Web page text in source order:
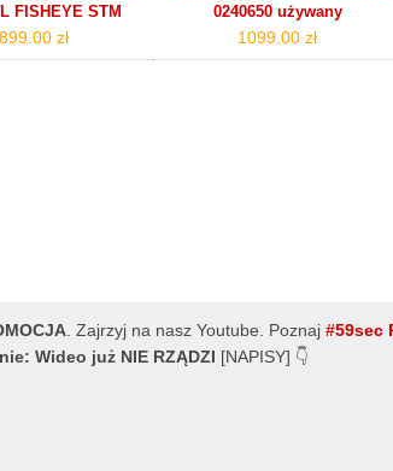
FISHEYE STM
zł
0240650 używany
1099.00 zł
.Zajrzyj na nasz Youtube. Poznaj#59sec
Wideo już NIE RZĄDZI
[NAPISY] 👇